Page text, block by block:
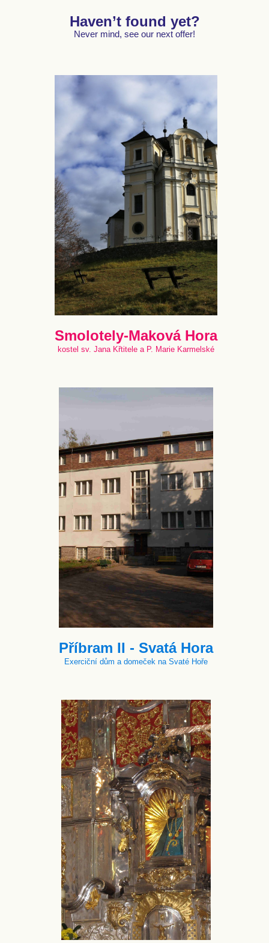
Haven’t found yet?
Never mind, see our next offer!
Smolotely-Maková Hora
kostel sv. Jana Křtitele a P. Marie Karmelské
Příbram II - Svatá Hora
Exerciční dům a domeček na Svaté Hoře